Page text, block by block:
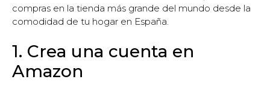
compras en la tienda más grande del mundo desde la
comodidad de tu hogar en España.
1. Crea una cuenta en
Amazon